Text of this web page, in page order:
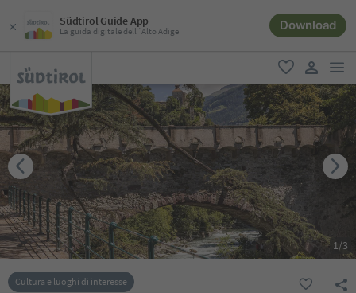
Südtirol Guide App
La guida digitale dell´Alto Adige Download
favoriti
user link
1/3
Cultura e luoghi di interesse